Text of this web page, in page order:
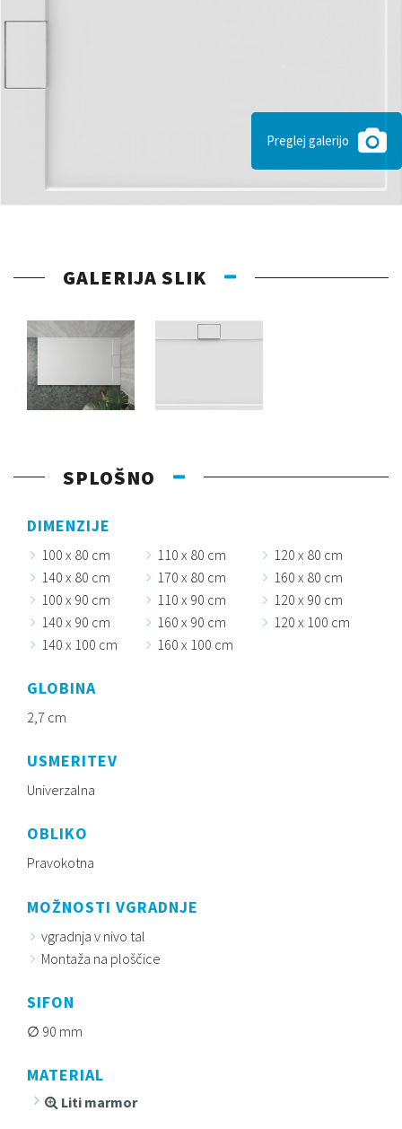
Preglej galerijo
GALERIJA SLIK
SPLOŠNO
DIMENZIJE
100 x 80 cm 110 x 80 cm
120 x 80 cm
140 x 80 cm
170 x 80 cm
160 x 80 cm
100 x 90 cm
110 x 90 cm
120 x 90 cm
140 x 90 cm
160 x 90 cm
120 x 100 cm
140 x 100 cm
160 x 100 cm
GLOBINA
2,7 cm
USMERITEV
Univerzalna
OBLIKO
Pravokotna
MOŽNOSTI VGRADNJE
vgradnja v nivo tal
Montaža na ploščice
SIFON
90 mm
MATERIAL
Liti marmor